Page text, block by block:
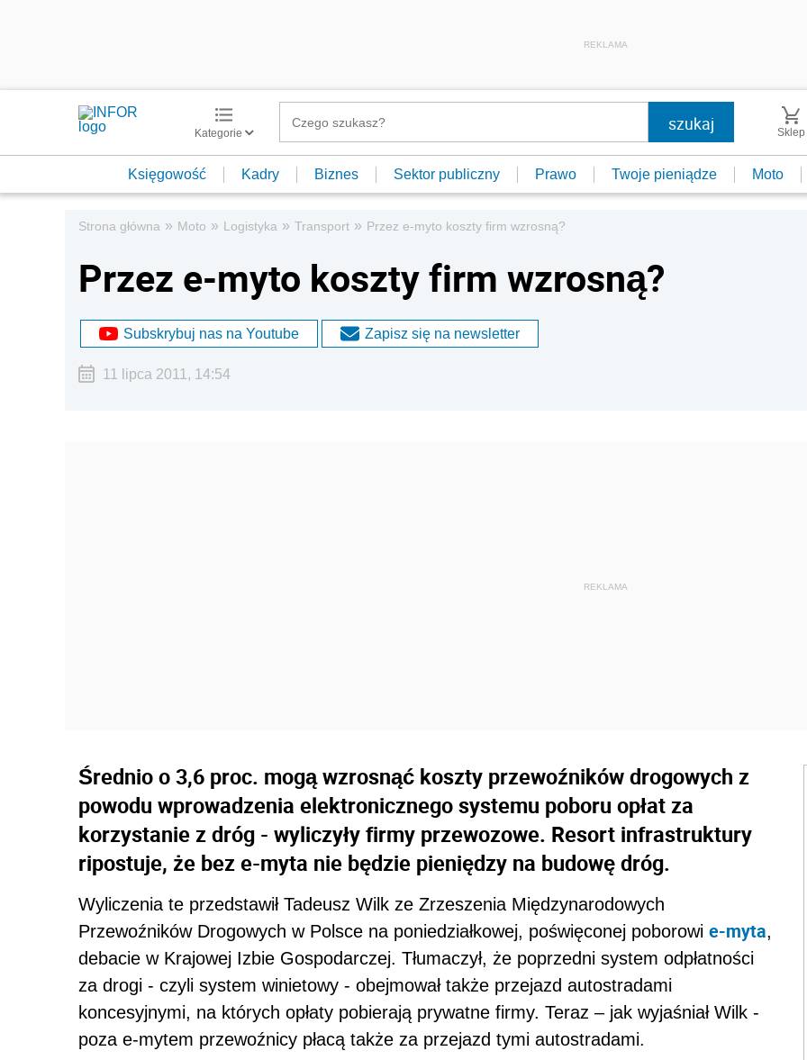
REKLAMA
Kategorie Sklep
Księgowość Kadry Biznes Sektor publiczny Prawo Twoje pieniądze Moto
Strona główna » Moto » Logistyka » Transport » Przez e-myto koszty firm wzrosną?
Przez e-myto koszty firm wzrosną?
Subskrybuj nas na Youtube Zapisz się na newsletter
11 lipca 2011, 14:54
Średnio o 3,6 proc. mogą wzrosnąć koszty przewoźników drogowych z
powodu wprowadzenia elektronicznego systemu poboru opłat za
korzystanie z dróg - wyliczyły firmy przewozowe. Resort infrastruktury
ripostuje, że bez e-myta nie będzie pieniędzy na budowę dróg.
Wyliczenia te przedstawił Tadeusz Wilk ze Zrzeszenia Międzynarodowych
Przewoźników Drogowych w Polsce na poniedziałkowej, poświęconej poborowi e-myta,
debacie w Krajowej Izbie Gospodarczej. Tłumaczył, że poprzedni system odpłatności
za drogi - czyli system winietowy - obejmował także przejazd autostradami
koncesyjnymi, na których opłaty pobierają prywatne firmy. Teraz – jak wyjaśniał Wilk -
poza e-mytem przewoźnicy płacą także za przejazd tymi autostradami.